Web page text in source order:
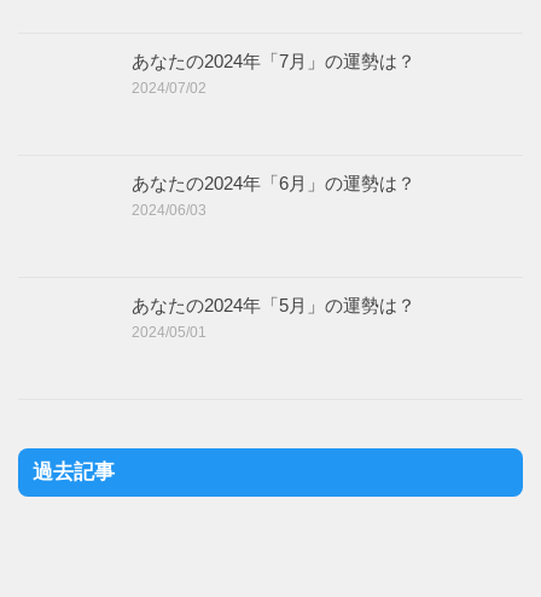
あなたの2024年「7月」の運勢は？
2024/07/02
あなたの2024年「6月」の運勢は？
2024/06/03
あなたの2024年「5月」の運勢は？
2024/05/01
過去記事